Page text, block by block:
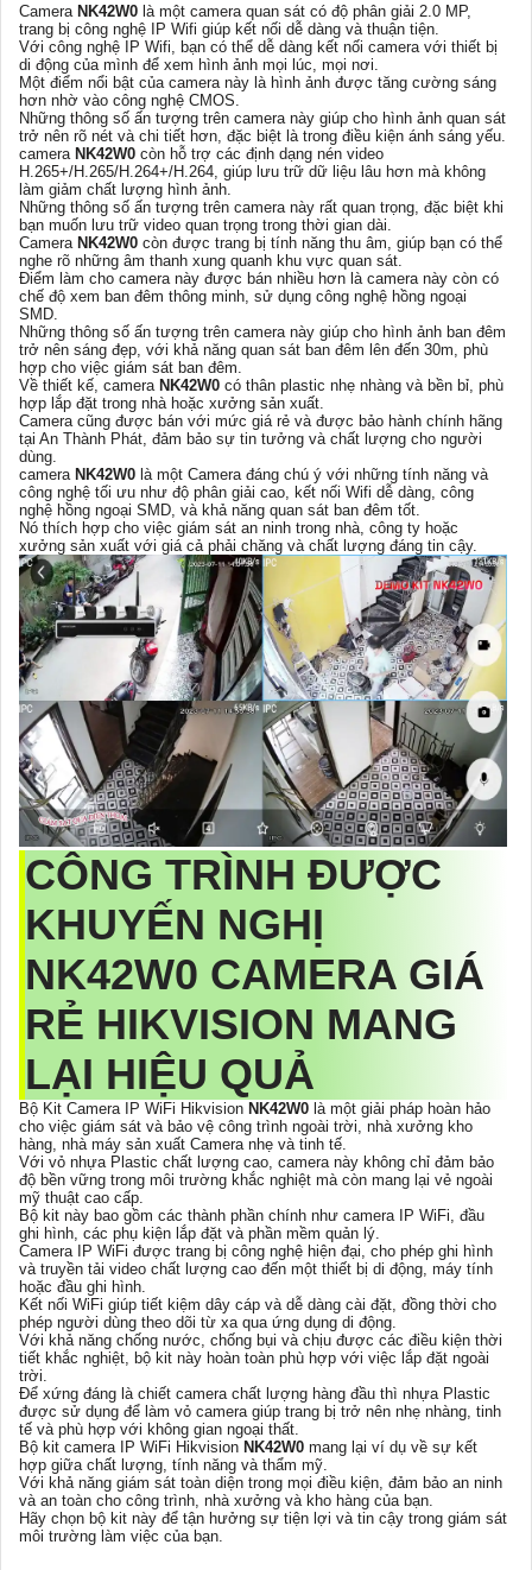
Camera NK42W0 là một camera quan sát có độ phân giải 2.0 MP,
trang bị công nghệ IP Wifi giúp kết nối dễ dàng và thuận tiện.
Với công nghệ IP Wifi, bạn có thể dễ dàng kết nối camera với thiết bị
di động của mình để xem hình ảnh mọi lúc, mọi nơi.
Một điểm nổi bật của camera này là hình ảnh được tăng cường sáng
hơn nhờ vào công nghệ CMOS.
Những thông số ấn tượng trên camera này giúp cho hình ảnh quan sát
trở nên rõ nét và chi tiết hơn, đặc biệt là trong điều kiện ánh sáng yếu.
camera NK42W0 còn hỗ trợ các định dạng nén video
H.265+/H.265/H.264+/H.264, giúp lưu trữ dữ liệu lâu hơn mà không
làm giảm chất lượng hình ảnh.
Những thông số ấn tượng trên camera này rất quan trọng, đặc biệt khi
bạn muốn lưu trữ video quan trọng trong thời gian dài.
Camera NK42W0 còn được trang bị tính năng thu âm, giúp bạn có thể
nghe rõ những âm thanh xung quanh khu vực quan sát.
Điểm làm cho camera này được bán nhiều hơn là camera này còn có
chế độ xem ban đêm thông minh, sử dụng công nghệ hồng ngoại
SMD.
Những thông số ấn tượng trên camera này giúp cho hình ảnh ban đêm
trở nên sáng đẹp, với khả năng quan sát ban đêm lên đến 30m, phù
hợp cho việc giám sát ban đêm.
Về thiết kế, camera NK42W0 có thân plastic nhẹ nhàng và bền bỉ, phù
hợp lắp đặt trong nhà hoặc xưởng sản xuất.
Camera cũng được bán với mức giá rẻ và được bảo hành chính hãng
tại An Thành Phát, đảm bảo sự tin tưởng và chất lượng cho người
dùng.
camera NK42W0 là một Camera đáng chú ý với những tính năng và
công nghệ tối ưu như độ phân giải cao, kết nối Wifi dễ dàng, công
nghệ hồng ngoại SMD, và khả năng quan sát ban đêm tốt.
Nó thích hợp cho việc giám sát an ninh trong nhà, công ty hoặc
xưởng sản xuất với giá cả phải chăng và chất lượng đáng tin cậy.
CÔNG TRÌNH ĐƯỢC
KHUYẾN NGHỊ
NK42W0 CAMERA GIÁ
RẺ HIKVISION MANG
LẠI HIỆU QUẢ
Bộ Kit Camera IP WiFi Hikvision NK42W0 là một giải pháp hoàn hảo
cho việc giám sát và bảo vệ công trình ngoài trời, nhà xưởng kho
hàng, nhà máy sản xuất Camera nhẹ và tinh tế.
Với vỏ nhựa Plastic chất lượng cao, camera này không chỉ đảm bảo
độ bền vững trong môi trường khắc nghiệt mà còn mang lại vẻ ngoài
mỹ thuật cao cấp.
Bộ kit này bao gồm các thành phần chính như camera IP WiFi, đầu
ghi hình, các phụ kiện lắp đặt và phần mềm quản lý.
Camera IP WiFi được trang bị công nghệ hiện đại, cho phép ghi hình
và truyền tải video chất lượng cao đến một thiết bị di động, máy tính
hoặc đầu ghi hình.
Kết nối WiFi giúp tiết kiệm dây cáp và dễ dàng cài đặt, đồng thời cho
phép người dùng theo dõi từ xa qua ứng dụng di động.
Với khả năng chống nước, chống bụi và chịu được các điều kiện thời
tiết khắc nghiệt, bộ kit này hoàn toàn phù hợp với việc lắp đặt ngoài
trời.
Để xứng đáng là chiết camera chất lượng hàng đầu thì nhựa Plastic
được sử dụng để làm vỏ camera giúp trang bị trở nên nhẹ nhàng, tinh
tế và phù hợp với không gian ngoại thất.
Bộ kit camera IP WiFi Hikvision NK42W0 mang lại ví dụ về sự kết
hợp giữa chất lượng, tính năng và thẩm mỹ.
Với khả năng giám sát toàn diện trong mọi điều kiện, đảm bảo an ninh
và an toàn cho công trình, nhà xưởng và kho hàng của bạn.
Hãy chọn bộ kit này để tận hưởng sự tiện lợi và tin cậy trong giám sát
môi trường làm việc của bạn.